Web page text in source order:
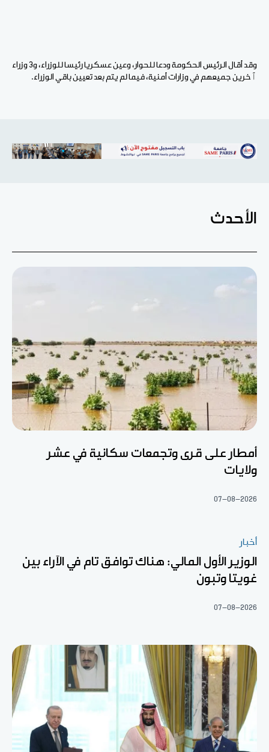
وقد أقال الرئيس الحكومة ودعا للحوار، وعين عسكريا رئيسا للوزراء، و3 وزراء
ٱخرين جميعهم في وزارات أمنية، فيما لم يتم بعد تعيين باقي الوزراء.
الأحدث
أمطار على قرى وتجمعات سكانية في عشر
ولايات
07-08-2026
أخبار
الوزير الأول المالي: هناك توافق تام في الآراء بين
غويتا وتبون
07-08-2026